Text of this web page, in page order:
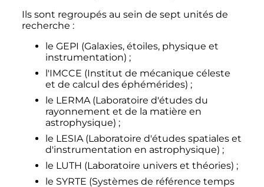
Ils sont regroupés au sein de sept unités de
recherche :
le GEPI (Galaxies, étoiles, physique et
instrumentation) ;
l'IMCCE (Institut de mécanique céleste
et de calcul des éphémérides) ;
le LERMA (Laboratoire d'études du
rayonnement et de la matière en
astrophysique) ;
le LESIA (Laboratoire d'études spatiales et
d'instrumentation en astrophysique) ;
le LUTH (Laboratoire univers et théories) ;
le SYRTE (Systèmes de référence temps